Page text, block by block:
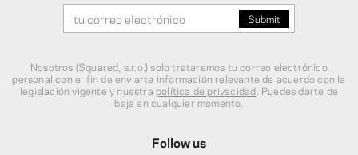
Nosotros (Squared, s.r.o.) solo trataremos tu correo electrónico
personal con el fin de enviarte información relevante de acuerdo con la
legislación vigente y nuestra política de privacidad . Puedes darte de
baja en cualquier momento.
Follow us